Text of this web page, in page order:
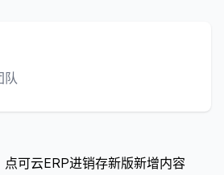
队
点可云ERP进销存新版新增内容